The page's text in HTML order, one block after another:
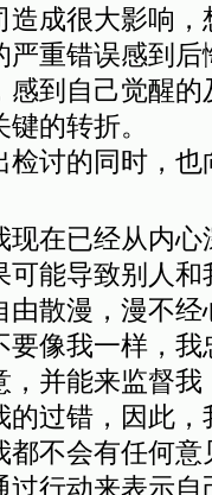
造成很大影响
重错误感到
到自己觉醒
的转折。
检讨的同时，
现在已经从内
能导致别人
散漫，漫不
像我一样，
，并能来监督
的过错，因此
都不会有任何
行动来表示